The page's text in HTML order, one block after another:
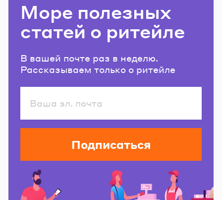
Море полезных
статей о ритейле
В вашей почте раз в неделю.
Рассказываем только о ритейле
Подписаться